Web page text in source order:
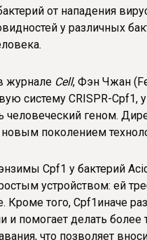
от нападения
у различных
журнале Cell, Фэн Чжан
систему CRISPR-
человеческий геном.
поколением
Cpf1 у бактерий
устройством: ей
того, Cpf1иначе
помогает делать более
что позволяет